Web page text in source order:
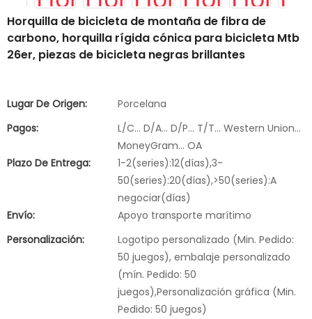
Horquilla de bicicleta de montaña de fibra de
carbono, horquilla rígida cónica para bicicleta Mtb
26er, piezas de bicicleta negras brillantes
Lugar De Origen:
Porcelana
Pagos:
L/C... D/A... D/P... T/T... Western Union...
MoneyGram... OA
Plazo De Entrega:
1-2(series):12(días),3-
50(series):20(días),>50(series):A
negociar(días)
Envío:
Apoyo transporte marítimo
Personalización:
Logotipo personalizado (Min. Pedido:
50 juegos), embalaje personalizado
(mín. Pedido: 50
juegos),Personalización gráfica (Min.
Pedido: 50 juegos)